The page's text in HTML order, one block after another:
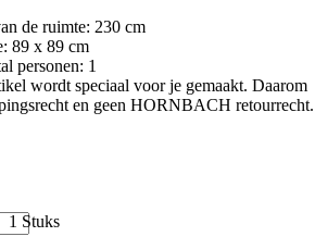
de ruimte: 230 cm
: 89 x 89 cm
personen: 1
wordt speciaal voor je gemaakt. Daarom
en geen HORNBACH retourrecht.
1 Stuks